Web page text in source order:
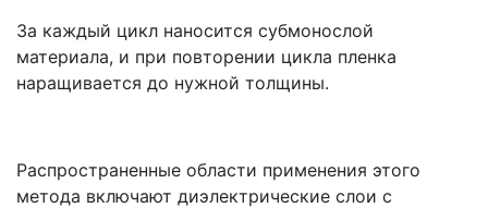
За каждый цикл наносится субмонослой
материала, и при повторении цикла пленка
наращивается до нужной толщины.
Распространенные области применения этого
метода включают диэлектрические слои с